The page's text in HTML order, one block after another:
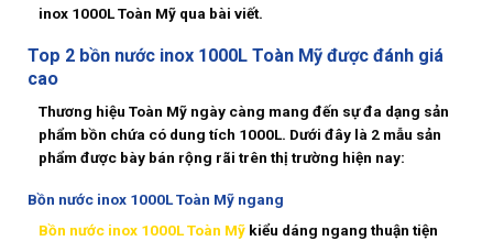
inox 1000L Toàn Mỹ qua bài viết.
Top 2 bồn nước inox 1000L Toàn Mỹ được đánh giá
cao
Thương hiệu Toàn Mỹ ngày càng mang đến sự đa dạng sản
phẩm bồn chứa có dung tích 1000L. Dưới đây là 2 mẫu sản
phẩm được bày bán rộng rãi trên thị trường hiện nay:
Bồn nước inox 1000L Toàn Mỹ ngang
Bồn nước inox 1000L Toàn Mỹ kiểu dáng ngang thuận tiện